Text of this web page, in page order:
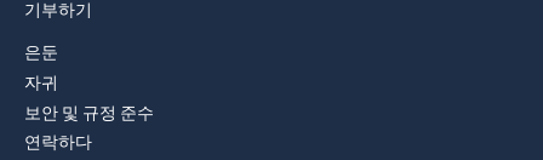
기부하기
은둔
자귀
보안 및 규정 준수
연락하다